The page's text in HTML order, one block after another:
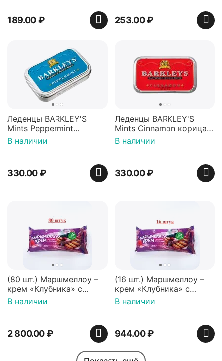
189.00₽ 253.00₽
Леденцы BARKLEY'S
Mints Peppermint
перечная мята 50г,
Нидерланды
В наличии
330.00₽
Леденцы BARKLEY'S
Mints Cinnamon корица
50г, Нидерланды
В наличии
330.00₽
(80 шт.) Маршмеллоу –
крем «Клубника» с
палочками (ТМ
«Зефирный Лео»)
В наличии
2 800.00₽
(16 шт.) Маршмеллоу –
крем «Клубника» с
палочками (ТМ
«Зефирный Лео»)
В наличии
944.00₽